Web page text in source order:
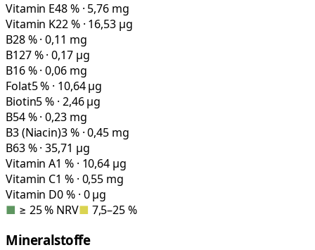
Vitamin E48 % · 5,76 mg
Vitamin K22 % · 16,53 µg
B28 % · 0,11 mg
B127 % · 0,17 µg
B16 % · 0,06 mg
Folat5 % · 10,64 µg
Biotin5 % · 2,46 µg
B54 % · 0,23 mg
B3 (Niacin)3 % · 0,45 mg
B63 % · 35,71 µg
Vitamin A1 % · 10,64 µg
Vitamin C1 % · 0,55 mg
Vitamin D0 % · 0 µg
■ ≥ 25 % NRV■ 7,5–25 %
Mineralstoffe